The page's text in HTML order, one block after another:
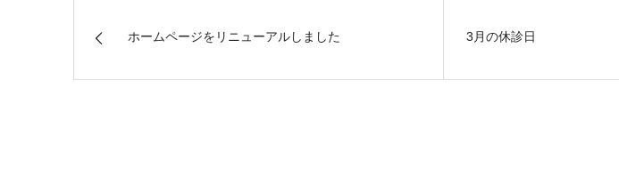
ホームページをリニューアルしました 3月の休診日